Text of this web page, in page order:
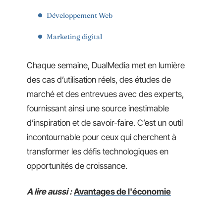
Développement Web
Marketing digital
Chaque semaine, DualMedia met en lumière
des cas d’utilisation réels, des études de
marché et des entrevues avec des experts,
fournissant ainsi une source inestimable
d’inspiration et de savoir-faire. C’est un outil
incontournable pour ceux qui cherchent à
transformer les défis technologiques en
opportunités de croissance.
A lire aussi : Avantages de l'économie